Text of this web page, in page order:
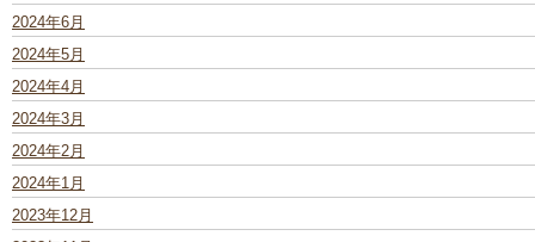
2024年6月
2024年5月
2024年4月
2024年3月
2024年2月
2024年1月
2023年12月